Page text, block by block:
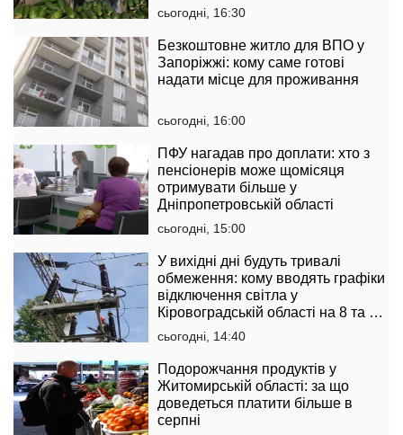
сьогодні, 16:30
Безкоштовне житло для ВПО у
Запоріжжі: кому саме готові
надати місце для проживання
сьогодні, 16:00
ПФУ нагадав про доплати: хто з
пенсіонерів може щомісяця
отримувати більше у
Дніпропетровській області
сьогодні, 15:00
У вихідні дні будуть тривалі
обмеження: кому вводять графіки
відключення світла у
Кіровоградській області на 8 та 9
серпня
сьогодні, 14:40
Подорожчання продуктів у
Житомирській області: за що
доведеться платити більше в
серпні